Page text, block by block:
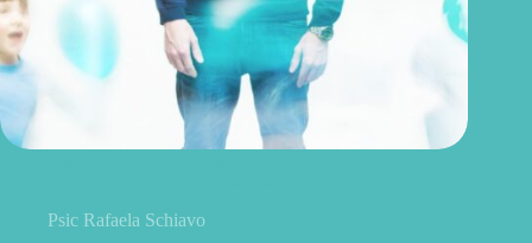
Psic Rafaela Schiavo